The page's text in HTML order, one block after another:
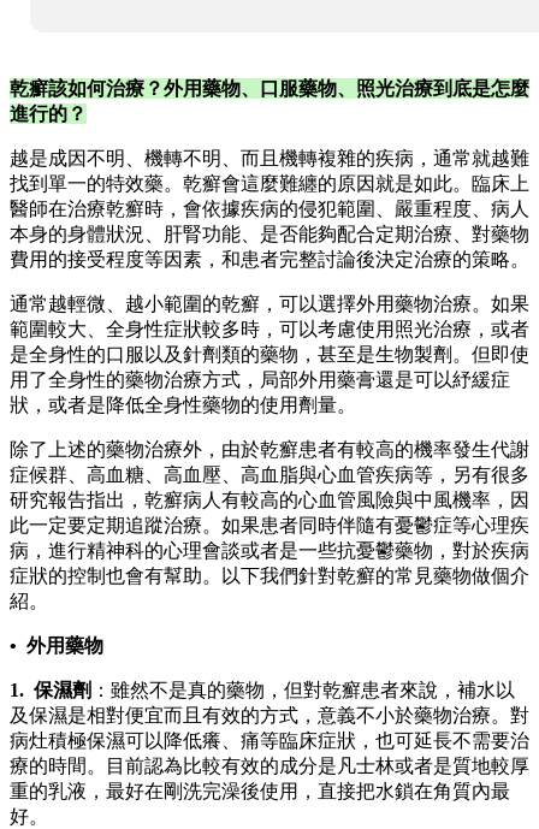
乾癬該如何治療？外用藥物、口服藥物、照光治療到底是怎麼
進行的？
越是成因不明、機轉不明、而且機轉複雜的疾病，通常就越難
找到單一的特效藥。乾癬會這麼難纏的原因就是如此。臨床上
醫師在治療乾癬時，會依據疾病的侵犯範圍、嚴重程度、病人
本身的身體狀況、肝腎功能、是否能夠配合定期治療、對藥物
費用的接受程度等因素，和患者完整討論後決定治療的策略。
通常越輕微、越小範圍的乾癬，可以選擇外用藥物治療。如果
範圍較大、全身性症狀較多時，可以考慮使用照光治療，或者
是全身性的口服以及針劑類的藥物，甚至是生物製劑。但即使
用了全身性的藥物治療方式，局部外用藥膏還是可以紓緩症
狀，或者是降低全身性藥物的使用劑量。
除了上述的藥物治療外，由於乾癬患者有較高的機率發生代謝
症候群、高血糖、高血壓、高血脂與心血管疾病等，另有很多
研究報告指出，乾癬病人有較高的心血管風險與中風機率，因
此一定要定期追蹤治療。如果患者同時伴隨有憂鬱症等心理疾
病，進行精神科的心理會談或者是一些抗憂鬱藥物，對於疾病
症狀的控制也會有幫助。以下我們針對乾癬的常見藥物做個介
紹。
• 外用藥物
1. 保濕劑 ：雖然不是真的藥物，但對乾癬患者來說，補水以
及保濕是相對便宜而且有效的方式，意義不小於藥物治療。對
病灶積極保濕可以降低癢、痛等臨床症狀，也可延長不需要治
療的時間。目前認為比較有效的成分是凡士林或者是質地較厚
重的乳液，最好在剛洗完澡後使用，直接把水鎖在角質內最
好。